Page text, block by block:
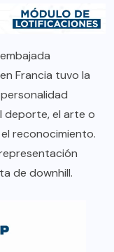
Francia tuvo la
deporte, el arte o
reconocimiento.
de downhill.